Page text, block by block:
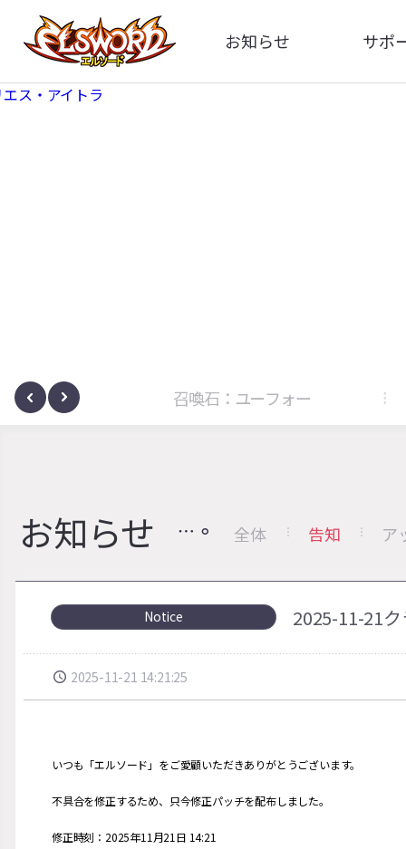
お知らせ
全体
サポ
サノヴァ 召喚石：ユーフォー
お知らせ 全体 告知 ア
Notice 2025-11-21
2025-11-21 14:21:25
いつも「エルソード」をご愛顧いただきありがとうございます。
不具合を修正するため、只今修正パッチを配布しました。
修正時刻：2025年11月21日 14:21